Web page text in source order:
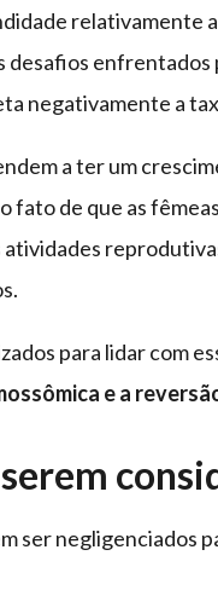
relativamente
desafios enfrentados
negativamente a
a ter um
fato de que as
para lidar com
e a
ser negligenciados